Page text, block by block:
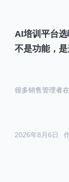
AI培训平台
不是功能，
2026年8月6日
很多销售管理者